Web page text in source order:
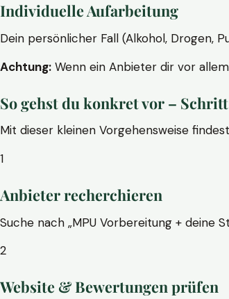
Individuelle Aufarbeitung
Dein persönlicher Fall (Alkohol, Drogen,
Achtung: Wenn ein Anbieter dir vor
So gehst du konkret vor –
Mit dieser kleinen Vorgehensweise
1
Anbieter recherchieren
Suche nach „MPU Vorbereitung + deine
2
Website & Bewertungen prüfen